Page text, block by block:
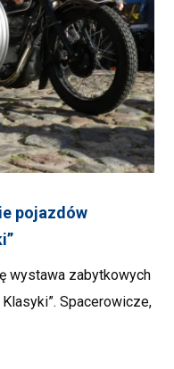
pojazdów
wystawa zabytkowych
Spacerowicze,